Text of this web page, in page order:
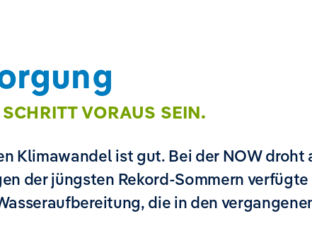
VORAUS SEIN.
Klimawandel ist gut. Bei der NOW droht
der jüngsten Rekord-Sommern
die in den